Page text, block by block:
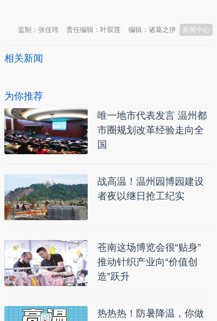
新闻中心
编辑：诸葛之伊
责任编辑：叶双莲
监制：张佳玮
相关新闻
为你推荐
唯一地市代表发言 温州都
市圈规划改革经验走向全
国
战高温！温州园博园建设
者夜以继日抢工纪实
苍南这场博览会很“贴身”
推动针织产业向“价值创
造”跃升
热热热！防暑降温，你做